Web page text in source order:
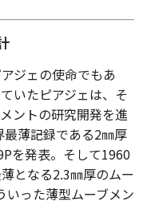
ジェの使命でもあ
いたピアジェは、そ
ントの研究開発を進
薄記録である2㎜厚
を発表。そして1960
となる2.3㎜厚のムー
いった薄型ムーブメン